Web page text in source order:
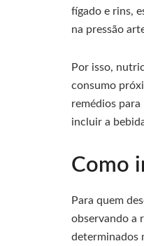
fígado e rins,
na pressão
Por isso,
consumo
remédios
incluir a
Como
Para quem
observando a
determinados